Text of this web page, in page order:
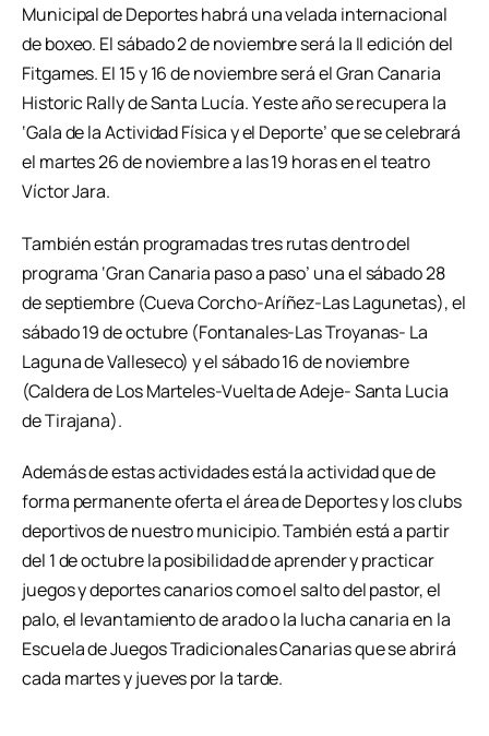
Municipal de Deportes habrá una velada internacional
de boxeo. El sábado 2 de noviembre será la II edición del
Fitgames. El 15 y 16 de noviembre será el Gran Canaria
Historic Rally de Santa Lucía. Y este año se recupera la
‘Gala de la Actividad Física y el Deporte’ que se celebrará
el martes 26 de noviembre a las 19 horas en el teatro
Víctor Jara.
También están programadas tres rutas dentro del
programa ‘Gran Canaria paso a paso’ una el sábado 28
de septiembre (Cueva Corcho-Aríñez-Las Lagunetas), el
sábado 19 de octubre (Fontanales-Las Troyanas- La
Laguna de Valleseco) y el sábado 16 de noviembre
(Caldera de Los Marteles-Vuelta de Adeje- Santa Lucia
de Tirajana).
Además de estas actividades está la actividad que de
forma permanente oferta el área de Deportes y los clubs
deportivos de nuestro municipio. También está a partir
del 1 de octubre la posibilidad de aprender y practicar
juegos y deportes canarios como el salto del pastor, el
palo, el levantamiento de arado o la lucha canaria en la
Escuela de Juegos Tradicionales Canarias que se abrirá
cada martes y jueves por la tarde.